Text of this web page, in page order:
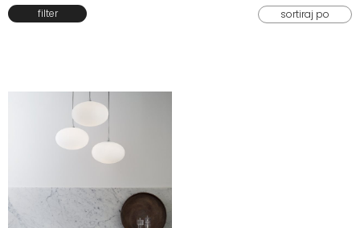
filter